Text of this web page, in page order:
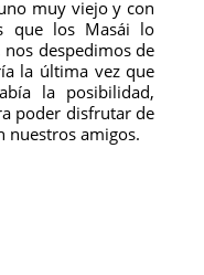
muy viejo y con
que los Masái lo
nos despedimos de
la última vez que
la posibilidad,
poder disfrutar de
nuestros amigos.